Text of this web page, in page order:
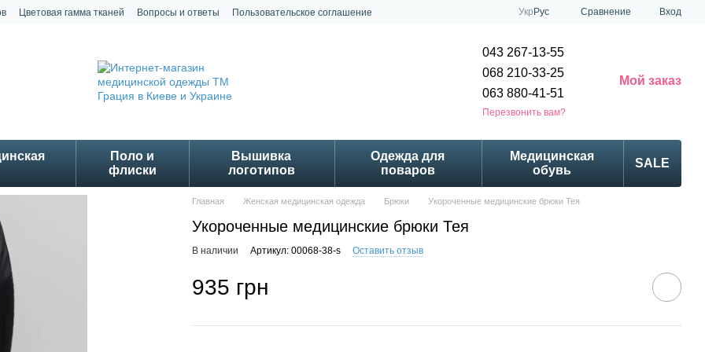
Цветовая гамма тканей Вопросы и ответы
Пользовательское соглашение
Укр Рус Сравнение Вход
043 267-13-55
068 210-33-25
063 880-41-51
Перезвонить вам?
Мой заказ
Поло и
флиски
Вышивка
логотипов
Одежда для
поваров
Медицинская
обувь
SALE
Главная Женская медицинская одежда Брюки Укороченные медицинские брюки Тея
Укороченные медицинские брюки Тея
В наличии Артикул: 00068-38-s Оставить отзыв
935 грн